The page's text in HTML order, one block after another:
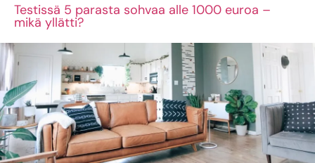
Testissä 5 parasta sohvaa alle 1000 euroa –
mikä yllätti?